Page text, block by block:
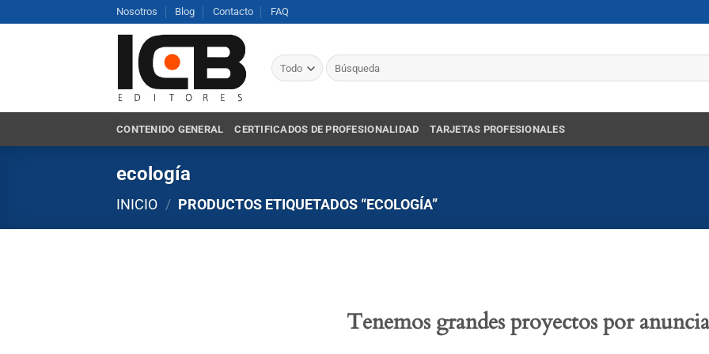
al
Nosotros Blog Contacto FAQ
Buscar
por:
CONTENIDO GENERAL CERTIFICADOS DE PROFESIONALIDAD TARJETAS PROFESIONALES
ecología
INICIO / PRODUCTOS ETIQUETADOS “ECOLOGÍA”
Tenemos grandes proyectos por